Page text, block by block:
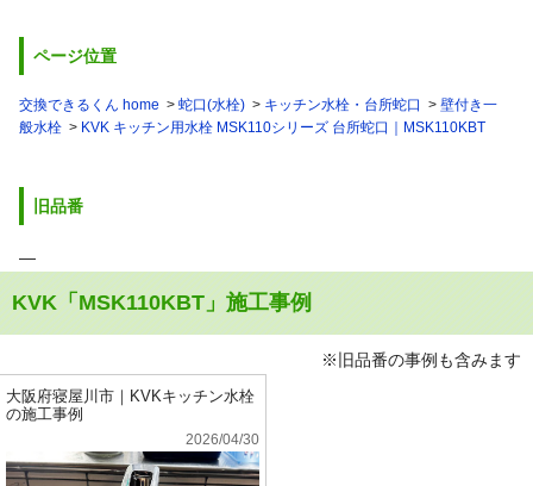
ページ位置
交換できるくん home 蛇口(水栓) キッチン水栓・台所蛇口
壁付き一
般水栓
KVK キッチン用水栓 MSK110シリーズ 台所蛇口｜MSK110KBT
旧品番
―
KVK「MSK110KBT」施工事例
※旧品番の事例も含みます
大阪府寝屋川市｜KVKキッチン水栓
の施工事例
2026/04/30